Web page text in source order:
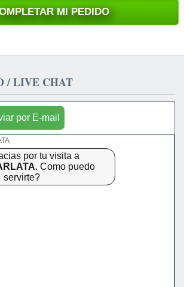
MI PEDIDO
/ LIVE CHAT
por E-mail
por tu visita a
. Como puedo
servirte?